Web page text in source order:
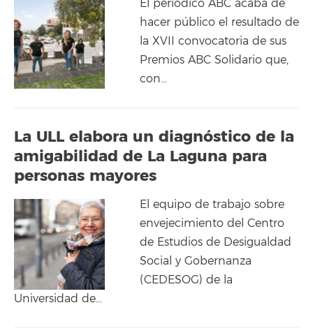
El periódico ABC acaba de
hacer público el resultado de
la XVII convocatoria de sus
Premios ABC Solidario que,
con…
La ULL elabora un diagnóstico de la
amigabilidad de La Laguna para
personas mayores
El equipo de trabajo sobre
envejecimiento del Centro
de Estudios de Desigualdad
Social y Gobernanza
(CEDESOG) de la
Universidad de…